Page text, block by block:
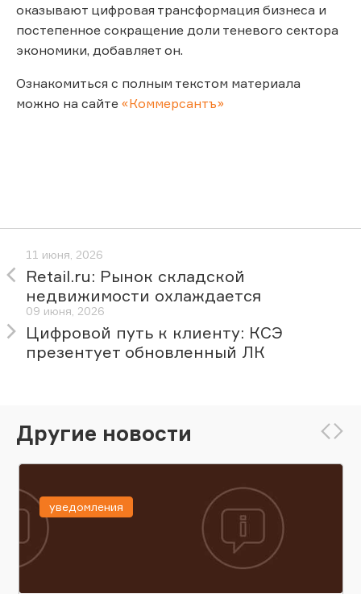
оказывают цифровая трансформация бизнеса и
постепенное сокращение доли теневого сектора
экономики, добавляет он.
Ознакомиться с полным текстом материала
можно на сайте «Коммерсантъ»
11 июня, 2026
Retail.ru: Рынок складской
недвижимости охлаждается
09 июня, 2026
Цифровой путь к клиенту: КСЭ
презентует обновленный ЛК
Другие новости
уведомления